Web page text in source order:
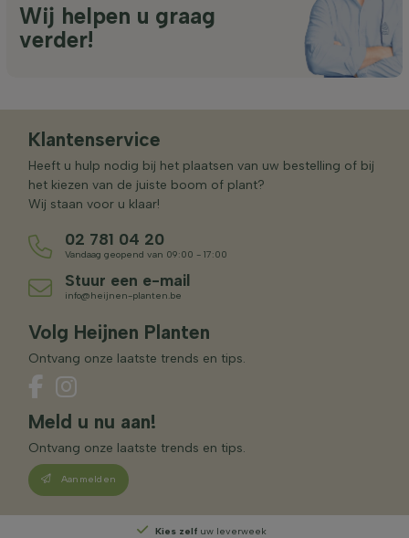
Wij helpen u graag
verder!
Klantenservice
Heeft u hulp nodig bij het plaatsen van uw bestelling of bij
het kiezen van de juiste boom of plant?
Wij staan voor u klaar!
02 781 04 20
Vandaag geopend van 09:00 - 17:00
Stuur een e-mail
info@heijnen-planten.be
Volg Heijnen Planten
Ontvang onze laatste trends en tips.
Meld u nu aan!
Ontvang onze laatste trends en tips.
Aanmelden
Kies zelf uw leverweek